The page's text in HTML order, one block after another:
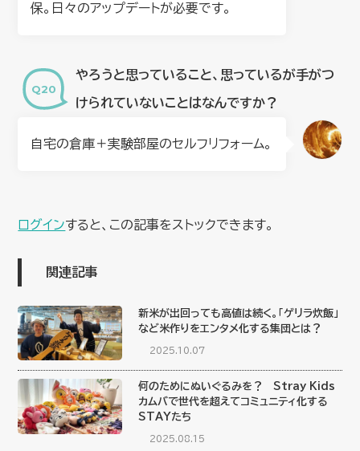
保。日々のアップデートが必要です。
やろうと思っていること、思っているが手がつ
けられていないことはなんですか？
自宅の倉庫＋実験部屋のセルフリフォーム。
ログインすると、この記事をストックできます。
関連記事
新米が出回っても高値は続く。「ゲリラ炊飯」
など米作りをエンタメ化する集団とは？
2025.10.07
何のためにぬいぐるみを？ Stray Kids
カムバで世代を超えてコミュニティ化する
STAYたち
2025.08.15